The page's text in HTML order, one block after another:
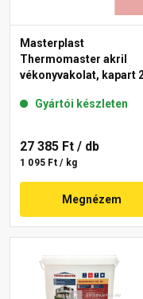
Masterplast
Thermomaster akril
vékonyvakolat, kapart
Gyártói készleten
27 385 Ft / db
1 095 Ft / kg
Megnézem